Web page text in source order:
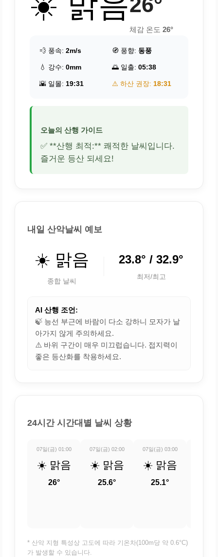
체감 온도 26°
💨 풍속: 2m/s 🧭 풍향: 동풍
💧 강수: 0mm 🌅 일출: 05:38
🌇 일몰: 19:31 ⚠️ 하산 권장: 18:31
오늘의 산행 가이드
✅ **산행 최적:** 쾌적한 날씨입니다.
즐거운 등산 되세요!
내일 산악날씨 예보
☀️ 맑음
종합 날씨
23.8° / 32.9°
최저/최고
AI 산행 조언:
🍃 능선 부근에 바람이 다소 강하니 모자가 날
아가지 않게 주의하세요.
⚠️ 바위 구간이 매우 미끄럽습니다. 접지력이
좋은 등산화를 착용하세요.
24시간 시간대별 날씨 상황
07일(금) 01:00
☀️ 맑음
26°
07일(금) 02:00
☀️ 맑음
25.6°
07일(금) 03:00
☀️ 맑음
25.1°
* 산악 지형 특성상 고도에 따라 기온차(100m당 약 0.6°C)
가 발생할 수 있습니다.